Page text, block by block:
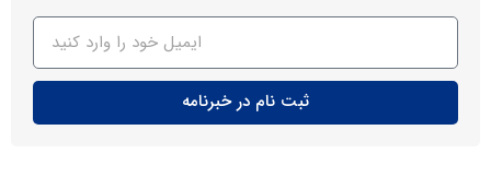
ثبت نام در خبرنامه